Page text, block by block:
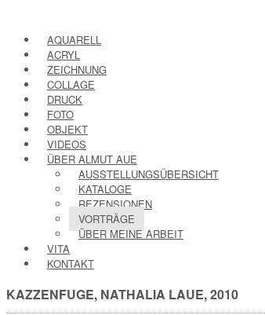
AQUARELL
ACRYL
ZEICHNUNG
COLLAGE
DRUCK
FOTO
OBJEKT
VIDEOS
ÜBER ALMUT AUE
AUSSTELLUNGSÜBERSICHT
KATALOGE
REZENSIONEN
VORTRÄGE
ÜBER MEINE ARBEIT
VITA
KONTAKT
KAZZENFUGE, NATHALIA LAUE, 2010